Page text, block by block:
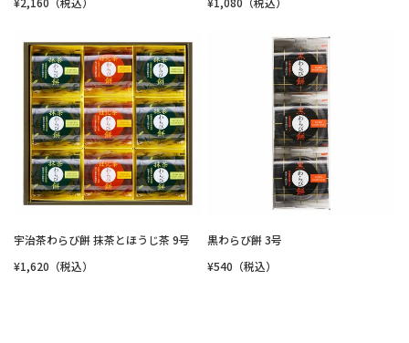
宇治茶わらび餅 抹茶とほうじ茶 9号
¥1,620（税込）
黒わらび餅 3号
¥540（税込）